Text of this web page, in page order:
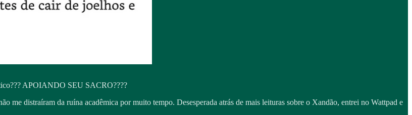
APOIANDO SEU SACRO????
me distraíram da ruína acadêmica por muito tempo. Desesperada atrás de mais leituras sobre o Xandão, entrei no Wattpad e